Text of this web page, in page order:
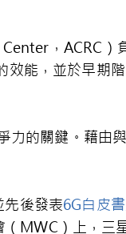
，ACRC）
效能，並於早期
的關鍵。藉由
先後發表6G白皮書
MWC）上，三